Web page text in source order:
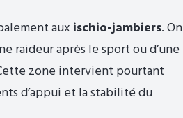
aux ischio-jambiers. On
raideur après le sport ou d’une
zone intervient pourtant
d’appui et la stabilité du